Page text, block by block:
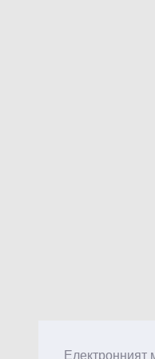
Електронният